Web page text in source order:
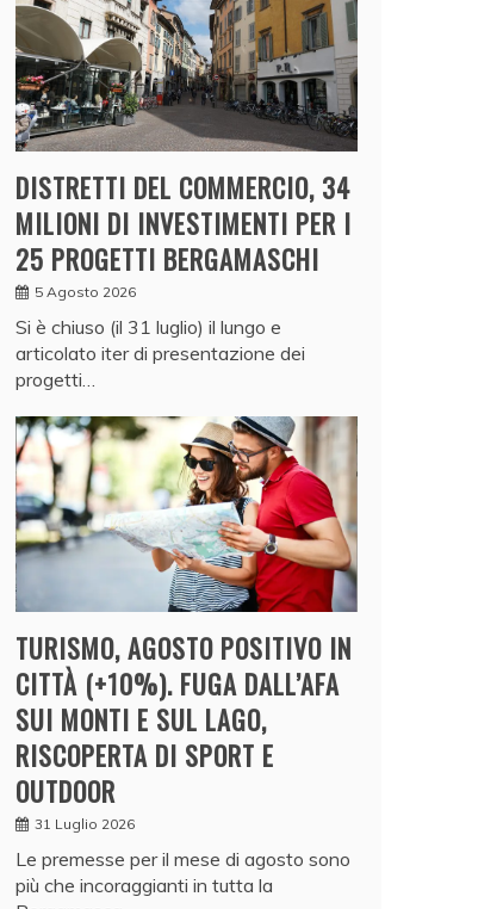
DISTRETTI DEL COMMERCIO, 34
MILIONI DI INVESTIMENTI PER I
25 PROGETTI BERGAMASCHI
5 Agosto 2026
Si è chiuso (il 31 luglio) il lungo e
articolato iter di presentazione dei
progetti…
TURISMO, AGOSTO POSITIVO IN
CITTÀ (+10%). FUGA DALL’AFA
SUI MONTI E SUL LAGO,
RISCOPERTA DI SPORT E
OUTDOOR
31 Luglio 2026
Le premesse per il mese di agosto sono
più che incoraggianti in tutta la